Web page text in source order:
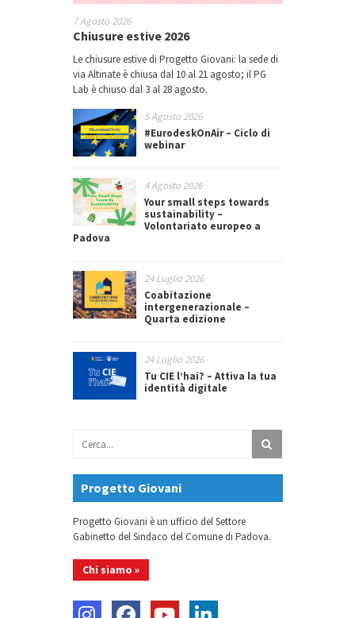
7 Agosto 2026
Chiusure estive 2026
Le chiusure estive di Progetto Giovani: la sede di
via Altinate è chiusa dal 10 al 21 agosto; il PG
Lab è chiuso dal 3 al 28 agosto.
5 Agosto 2026
#EurodeskOnAir – Ciclo di
webinar
4 Agosto 2026
Your small steps towards
sustainability –
Volontariato europeo a
Padova
24 Luglio 2026
Coabitazione
intergenerazionale –
Quarta edizione
24 Luglio 2026
Tu CIE l’hai? – Attiva la tua
identità digitale
Progetto Giovani
Progetto Giovani è un ufficio del Settore
Gabinetto del Sindaco del Comune di Padova.
Chi siamo »